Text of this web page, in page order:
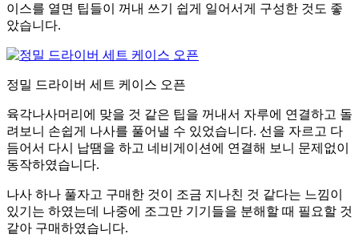
이스를 열면 팁들이 꺼내 쓰기 쉽게 일어서게 구성한 것도 좋
았습니다.
정밀 드라이버 세트 케이스 오픈
육각나사머리에 맞을 것 같은 팁을 꺼내서 자루에 연결하고 돌
려보니 손쉽게 나사를 풀어낼 수 있었습니다. 선을 자르고 다
듬어서 다시 납땜을 하고 네비게이션에 연결해 보니 문제없이
동작하였습니다.
나사 하나 풀자고 구매한 것이 조금 지나친 것 같다는 느낌이
있기는 하였는데 나중에 조그만 기기들을 분해할 때 필요할 것
같아 구매하였습니다.